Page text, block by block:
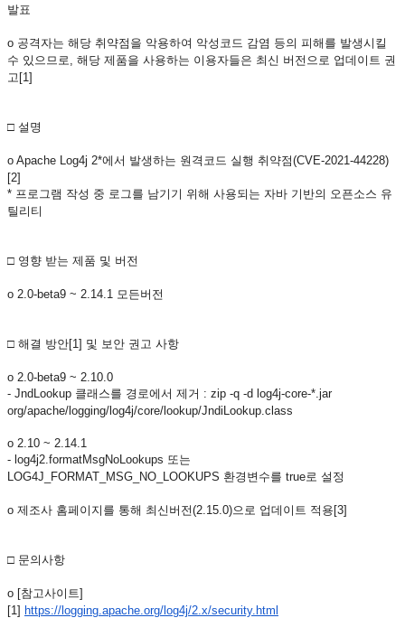
발표
o 공격자는 해당 취약점을 악용하여 악성코드 감염 등의 피해를 발생시킬
수 있으므로, 해당 제품을 사용하는 이용자들은 최신 버전으로 업데이트 권
고[1]
□ 설명
o Apache Log4j 2*에서 발생하는 원격코드 실행 취약점(CVE-2021-44228)
[2]
* 프로그램 작성 중 로그를 남기기 위해 사용되는 자바 기반의 오픈소스 유
틸리티
□ 영향 받는 제품 및 버전
o 2.0-beta9 ~ 2.14.1 모든버전
□ 해결 방안[1] 및 보안 권고 사항
o 2.0-beta9 ~ 2.10.0
- JndLookup 클래스를 경로에서 제거 : zip -q -d log4j-core-*.jar
org/apache/logging/log4j/core/ lookup/JndiLookup.class
o 2.10 ~ 2.14.1
- log4j2.formatMsgNoLookups 또는
LOG4J_FORMAT_MSG_NO_LOOKUPS 환경변수를 true로 설정
o 제조사 홈페이지를 통해 최신버전(2.15.0)으로 업데이트 적용[3]
□ 문의사항
o [참고사이트]
[1] https://logging.apache.org/ log4j/2.x/security.html